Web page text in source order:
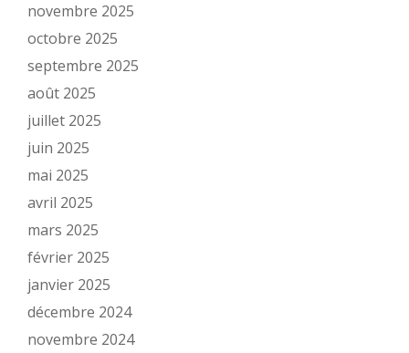
novembre 2025
octobre 2025
septembre 2025
août 2025
juillet 2025
juin 2025
mai 2025
avril 2025
mars 2025
février 2025
janvier 2025
décembre 2024
novembre 2024